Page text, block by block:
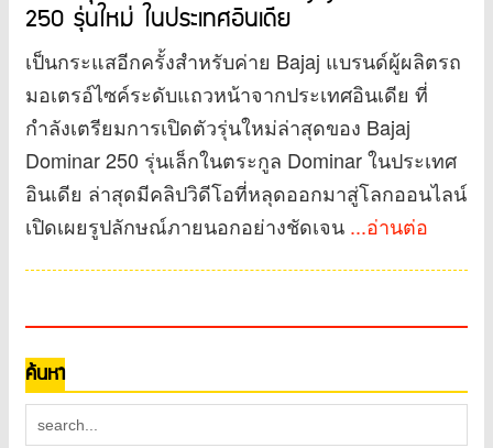
250 รุ่นใหม่ ในประเทศอินเดีย
เป็นกระแสอีกครั้งสำหรับค่าย Bajaj แบรนด์ผู้ผลิตรถ
มอเตรอ์ไซค์ระดับแถวหน้าจากประเทศอินเดีย ที่
กำลังเตรียมการเปิดตัวรุ่นใหม่ล่าสุดของ Bajaj
Dominar 250 รุ่นเล็กในตระกูล Dominar ในประเทศ
อินเดีย ล่าสุดมีคลิปวิดีโอที่หลุดออกมาสู่โลกออนไลน์
เปิดเผยรูปลักษณ์ภายนอกอย่างชัดเจน ...อ่านต่อ
ค้นหา